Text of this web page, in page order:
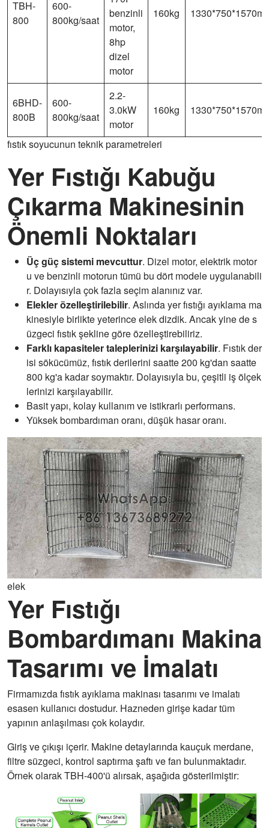
TBH-
800
600-
800kg/saat
benzinli
motor,
8hp
dizel
motor
160kg
6BHD-
800B
600-
800kg/saat
2.2-
3.0kW
motor
160kg
fıstık soyucunun teknik parametreleri
Yer Fıstığı Kabuğu
Çıkarma Makinesinin
Önemli Noktaları
Üç güç sistemi mevcuttur. Dizel motor, elektrik motor
u ve benzinli motorun tümü bu dört modele uygulanabili
r. Dolayısıyla çok fazla seçim alanınız var.
Elekler özelleştirilebilir. Aslında yer fıstığı ayıklama ma
kinesiyle birlikte yeterince elek dizdik. Ancak yine de s
üzgeci fıstık şekline göre özelleştirebiliriz.
Farklı kapasiteler taleplerinizi karşılayabilir. Fıstık der
isi sökücümüz, fıstık derilerini saatte 200 kg'dan saatte
800 kg'a kadar soymaktır. Dolayısıyla bu, çeşitli iş ölçek
lerinizi karşılayabilir.
Basit yapı, kolay kullanım ve istikrarlı performans.
Yüksek bombardıman oranı, düşük hasar oranı.
elek
Yer Fıstığı
Bombardımanı Makina
Tasarımı ve İmalatı
Firmamızda fıstık ayıklama makinası tasarımı ve imalatı
esasen kullanıcı dostudur. Hazneden girişe kadar tüm
yapının anlaşılması çok kolaydır.
Giriş ve çıkışı içerir. Makine detaylarında kauçuk merdane,
filtre süzgeci, kontrol saptırma şaftı ve fan bulunmaktadır.
Örnek olarak TBH-400'ü alırsak, aşağıda gösterilmiştir: